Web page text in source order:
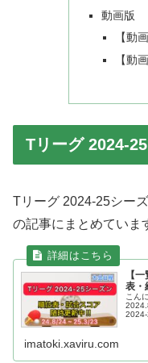
動画版
【動
【動
Tリーグ 2024-
Tリーグ 2024-25シー
の記事にまとめていま
【
表・
こん
2024-
imatoki.xaviru.com